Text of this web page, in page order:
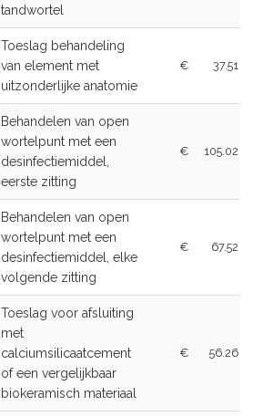
tandwortel
Toeslag behandeling
van element met
uitzonderlijke anatomie
€ 37.51
Behandelen van open
wortelpunt met een
desinfectiemiddel,
eerste zitting
€ 105.02
Behandelen van open
wortelpunt met een
desinfectiemiddel, elke
volgende zitting
€ 67.52
Toeslag voor afsluiting
met
calciumsilicaatcement
of een vergelijkbaar
biokeramisch materiaal
€ 56.26